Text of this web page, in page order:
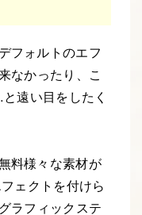
フォルトのエフ
なかったり、こ
遠い目をしたく
料様々な素材が
ェクトを付けら
ラフィックステ